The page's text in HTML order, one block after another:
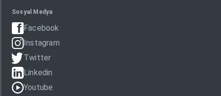
Sosyal Medya
Facebook
Instagram
Twitter
Linkedin
Youtube